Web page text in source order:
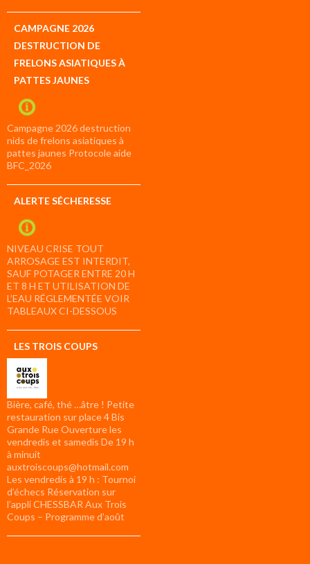
CAMPAGNE 2026
DESTRUCTION DE
FRELONS ASIATIQUES À
PATTES JAUNES
Campagne 2026 destruction
nids de frelons asiatiques à
pattes jaunes Protocole aide
BFC_2026
ALERTE SÉCHERESSE
NIVEAU CRISE TOUT
ARROSAGE EST INTERDIT,
SAUF POTAGER ENTRE 20 H
ET 8 H ET UTILISATION DE
L’EAU RÉGLEMENTÉE VOIR
TABLEAUX CI-DESSOUS
LES TROIS COUPS
Bière, café, thé …âtre ! Petite
restauration sur place 4 Bis
Grande Rue Ouverture les
vendredis et samedis De 19 h
à minuit
auxtroiscoups@hotmail.com
Les vendredis à 19 h : Tournoi
d’échecs Réservation sur
l’appli CHESSBAR Aux Trois
Coups – Programme d’août